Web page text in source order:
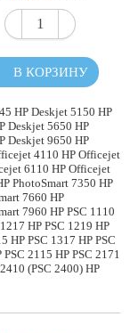
В КОРЗИНУ
HP Deskjet 5150 HP
Deskjet 5650 HP
Deskjet 9650 HP
4110 HP Officejet
6110 HP Officejet
PhotoSmart 7350 HP
7660 HP
7960 HP PSC 1110
HP PSC 1219 HP
HP PSC 1317 HP PSC
2115 HP PSC 2171
(PSC 2400) HP